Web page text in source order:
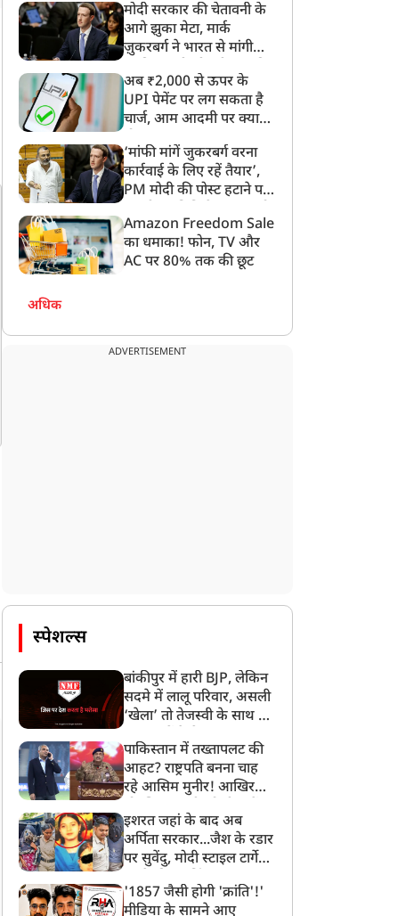
धर्म ज्ञान
जानें शुभ मुहूर्त और राहुकाल
मोदी सरकार की चेतावनी के
आगे झुका मेटा, मार्क
ज़ुकरबर्ग ने भारत से मांगी
अब ₹2,000 से ऊपर के
UPI पेमेंट पर लग सकता है
चार्ज, आम आदमी पर क्या
‘मांफी मांगें जुकरबर्ग वरना
कार्रवाई के लिए रहें तैयार’,
PM मोदी की पोस्ट हटाने पर
लगाई फटकार
Amazon Freedom Sale
का धमाका! फोन, TV और
AC पर 80% तक की छूट
अधिक
ADVERTISEMENT
स्पेशल्स
बांकीपुर में हारी BJP, लेकिन
सदमे में लालू परिवार, असली
‘खेला’ तो तेजस्वी के साथ हो
पाकिस्तान में तख्तापलट की
आहट? राष्ट्रपति बनना चाह
रहे आसिम मुनीर! आखिर
बनाया मोहरा?
इशरत जहां के बाद अब
अर्पिता सरकार...जैश के रडार
पर सुवेंदु, मोदी स्टाइल टार्गेट
बड़ा एक्शन!
'1857 जैसी होगी 'क्रांति'!'
मीडिया के सामने आए